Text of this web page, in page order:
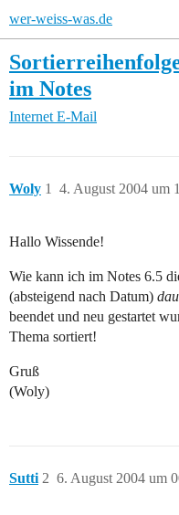
wer-weiss-was.de
im Notes
Internet E-Mail
Woly 4. August 2004 um
1
Hallo Wissende!
Wie kann ich im Notes 6.5
(absteigend nach Datum)
beendet und neu gestartet
Thema sortiert!
Gruß
(Woly)
Sutti 6. August 2004 um
2